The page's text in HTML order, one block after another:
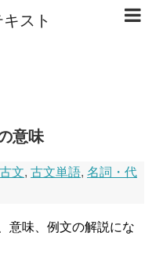
スト
意味
古文,古文単語,名詞・代
意味、例文の解説にな